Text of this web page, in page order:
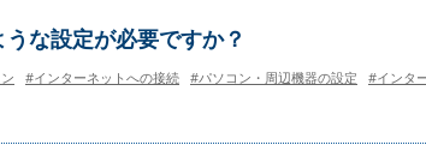
な設定が必要ですか？
#インターネットへの接続 #パソコン・周辺機器の設定
#インタ